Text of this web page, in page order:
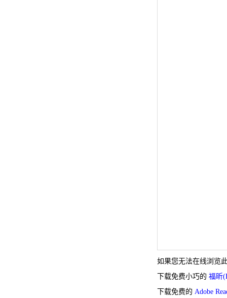
如果您无法在线浏览
下载免费小巧的 福昕
下载免费的 Adobe